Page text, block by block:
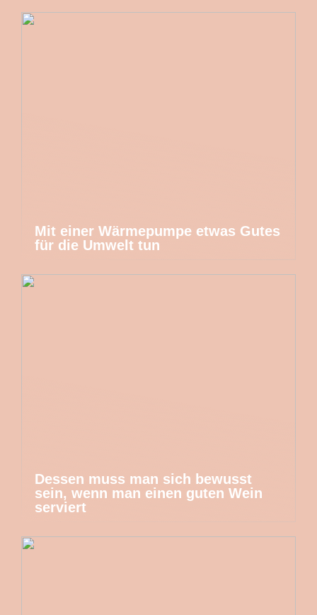
Mit einer Wärmepumpe etwas Gutes
für die Umwelt tun
Dessen muss man sich bewusst
sein, wenn man einen guten Wein
serviert